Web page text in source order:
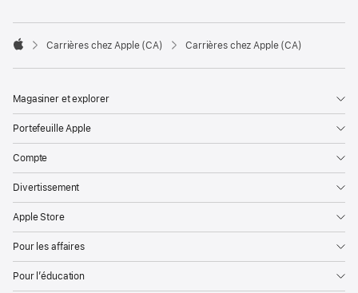

Carrières chez Apple (CA) Carrières chez Apple (CA)
Magasiner et explorer
Portefeuille Apple
Compte
Divertissement
Apple Store
Pour les affaires
Pour l’éducation